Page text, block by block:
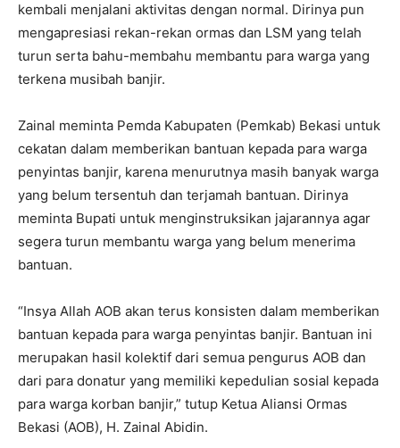
kembali menjalani aktivitas dengan normal. Dirinya pun
mengapresiasi rekan-rekan ormas dan LSM yang telah
turun serta bahu-membahu membantu para warga yang
terkena musibah banjir.
Zainal meminta Pemda Kabupaten (Pemkab) Bekasi untuk
cekatan dalam memberikan bantuan kepada para warga
penyintas banjir, karena menurutnya masih banyak warga
yang belum tersentuh dan terjamah bantuan. Dirinya
meminta Bupati untuk menginstruksikan jajarannya agar
segera turun membantu warga yang belum menerima
bantuan.
“Insya Allah AOB akan terus konsisten dalam memberikan
bantuan kepada para warga penyintas banjir. Bantuan ini
merupakan hasil kolektif dari semua pengurus AOB dan
dari para donatur yang memiliki kepedulian sosial kepada
para warga korban banjir,” tutup Ketua Aliansi Ormas
Bekasi (AOB), H. Zainal Abidin.